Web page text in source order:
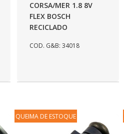
CORSA/MER 1.8 8V
FLEX BOSCH
RECICLADO
COD. G&B: 34018
QUEIMA DE ESTOQUE